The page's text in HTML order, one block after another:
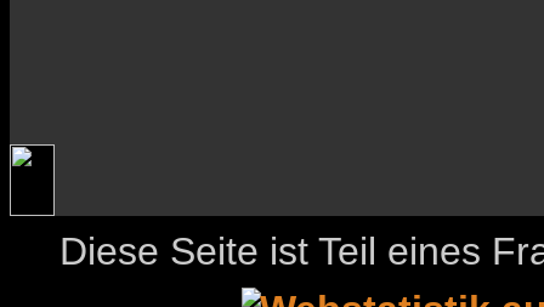
Diese Seite ist Teil eines